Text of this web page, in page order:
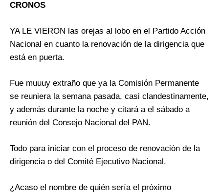
CRONOS
YA LE VIERON las orejas al lobo en el Partido Acción
Nacional en cuanto la renovación de la dirigencia que
está en puerta.
Fue muuuy extraño que ya la Comisión Permanente
se reuniera la semana pasada, casi clandestinamente,
y además durante la noche y citará a el sábado a
reunión del Consejo Nacional del PAN.
Todo para iniciar con el proceso de renovación de la
dirigencia o del Comité Ejecutivo Nacional.
¿Acaso el nombre de quién sería el próximo